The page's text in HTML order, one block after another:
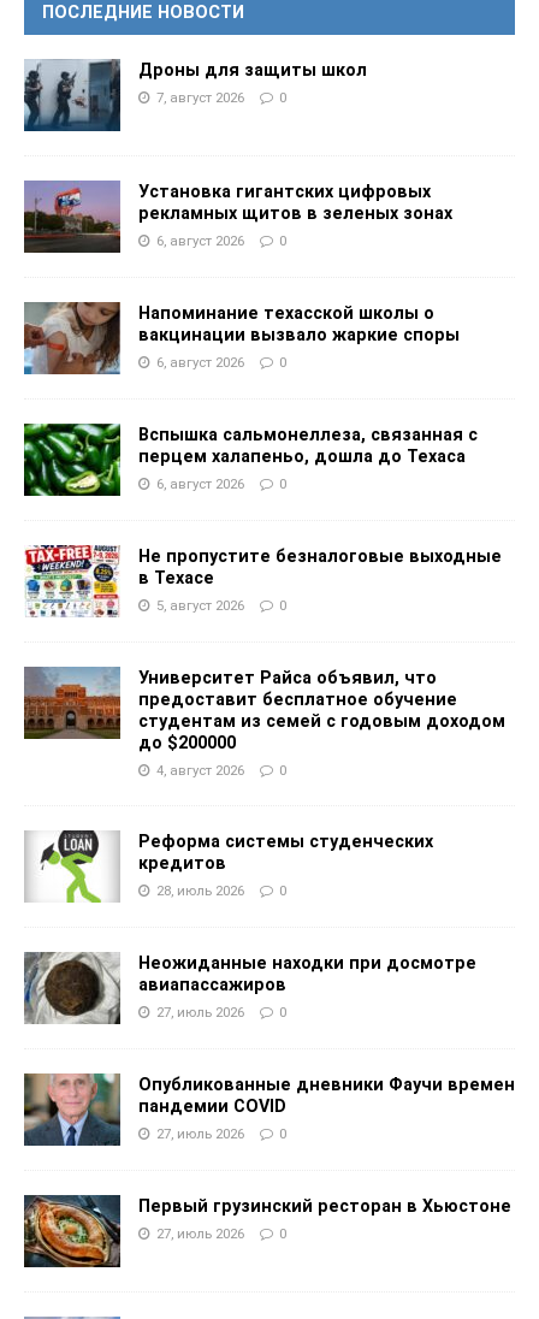
ПОСЛЕДНИЕ НОВОСТИ
Дроны для защиты школ
7, август 2026 0
Установка гигантских цифровых
рекламных щитов в зеленых зонах
6, август 2026 0
Напоминание техасской школы о
вакцинации вызвало жаркие споры
6, август 2026 0
Вспышка сальмонеллеза, связанная с
перцем халапеньо, дошла до Техаса
6, август 2026 0
Не пропустите безналоговые выходные
в Техасе
5, август 2026 0
Университет Райса объявил, что
предоставит бесплатное обучение
студентам из семей с годовым доходом
до $200000
4, август 2026 0
Реформа системы студенческих
кредитов
28, июль 2026 0
Неожиданные находки при досмотре
авиапассажиров
27, июль 2026 0
Опубликованные дневники Фаучи времен
пандемии COVID
27, июль 2026 0
Первый грузинский ресторан в Хьюстоне
27, июль 2026 0